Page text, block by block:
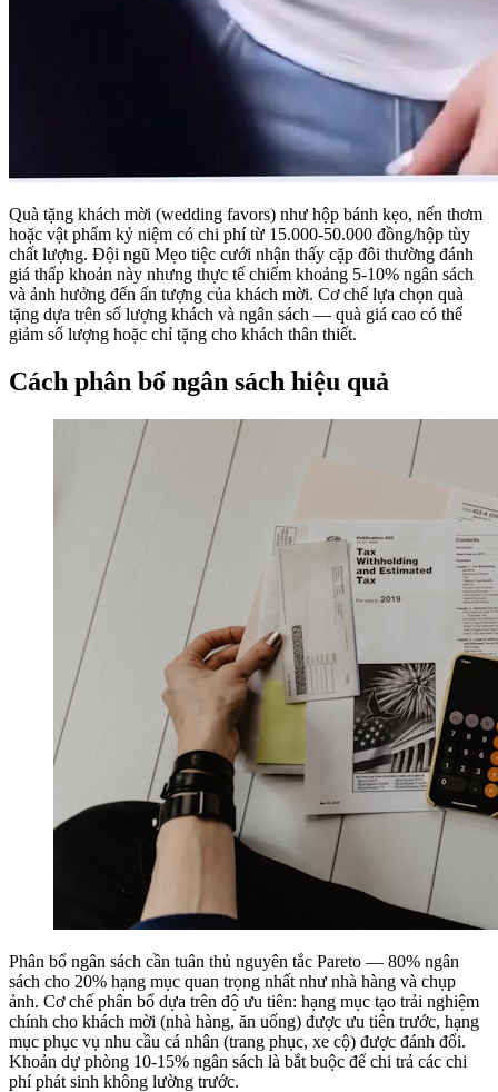
Quà tặng khách mời (wedding favors) như hộp bánh kẹo, nến thơm
hoặc vật phẩm kỷ niệm có chi phí từ 15.000-50.000 đồng/hộp tùy
chất lượng. Đội ngũ Mẹo tiệc cưới nhận thấy cặp đôi thường đánh
giá thấp khoản này nhưng thực tế chiếm khoảng 5-10% ngân sách
và ảnh hưởng đến ấn tượng của khách mời. Cơ chế lựa chọn quà
tặng dựa trên số lượng khách và ngân sách — quà giá cao có thể
giảm số lượng hoặc chỉ tặng cho khách thân thiết.
Cách phân bổ ngân sách hiệu quả
Phân bổ ngân sách cần tuân thủ nguyên tắc Pareto — 80% ngân
sách cho 20% hạng mục quan trọng nhất như nhà hàng và chụp
ảnh. Cơ chế phân bổ dựa trên độ ưu tiên: hạng mục tạo trải nghiệm
chính cho khách mời (nhà hàng, ăn uống) được ưu tiên trước, hạng
mục phục vụ nhu cầu cá nhân (trang phục, xe cộ) được đánh đổi.
Khoản dự phòng 10-15% ngân sách là bắt buộc để chi trả các chi
phí phát sinh không lường trước.